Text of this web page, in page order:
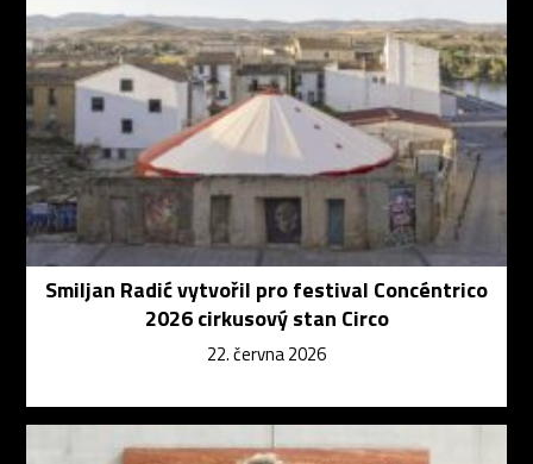
Smiljan Radić vytvořil pro festival Concéntrico
2026 cirkusový stan Circo
22. června 2026